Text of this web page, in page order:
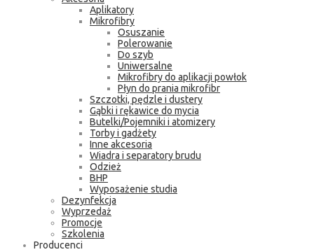
Aplikatory
Mikrofibry
Osuszanie
Polerowanie
Do szyb
Uniwersalne
Mikrofibry do aplikacji powłok
Płyn do prania mikrofibr
Szczotki, pędzle i dustery
Gąbki i rękawice do mycia
Butelki/Pojemniki i atomizery
Torby i gadżety
Inne akcesoria
Wiadra i separatory brudu
Odzież
BHP
Wyposażenie studia
Dezynfekcja
Wyprzedaż
Promocje
Szkolenia
Producenci